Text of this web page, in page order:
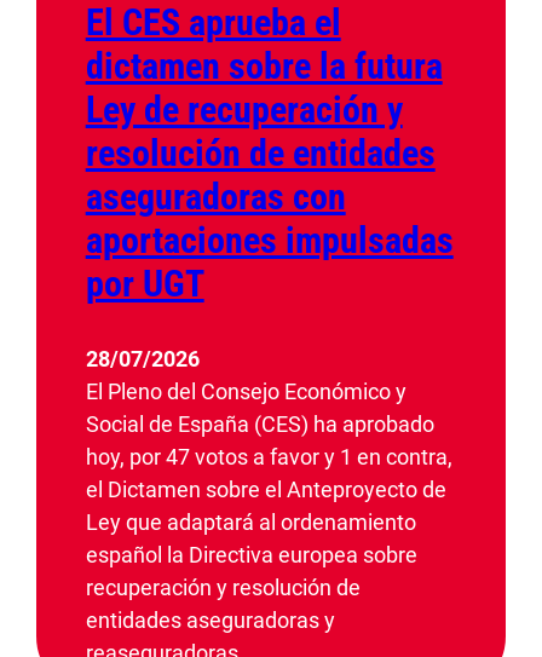
El CES aprueba el
dictamen sobre la futura
Ley de recuperación y
resolución de entidades
aseguradoras con
aportaciones impulsadas
por UGT
28/07/2026
El Pleno del Consejo Económico y
Social de España (CES) ha aprobado
hoy, por 47 votos a favor y 1 en contra,
el Dictamen sobre el Anteproyecto de
Ley que adaptará al ordenamiento
español la Directiva europea sobre
recuperación y resolución de
entidades aseguradoras y